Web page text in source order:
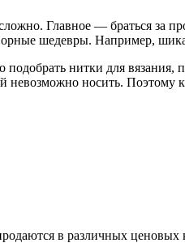
Главное — браться
шедевры. Например,
нитки для
невозможно носить.
в различных